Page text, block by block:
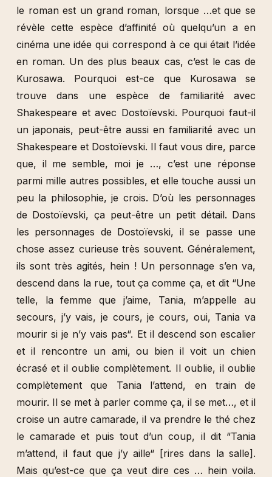
le roman est un grand roman, lorsque …et que se
révèle cette espèce d’affinité où quelqu’un a en
cinéma une idée qui correspond à ce qui était l’idée
en roman. Un des plus beaux cas, c’est le cas de
Kurosawa. Pourquoi est-ce que Kurosawa se
trouve dans une espèce de familiarité avec
Shakespeare et avec Dostoïevski. Pourquoi faut-il
un japonais, peut-être aussi en familiarité avec un
Shakespeare et Dostoïevski. Il faut vous dire, parce
que, il me semble, moi je …, c’est une réponse
parmi mille autres possibles, et elle touche aussi un
peu la philosophie, je crois. D’où les personnages
de Dostoïevski, ça peut-être un petit détail. Dans
les personnages de Dostoïevski, il se passe une
chose assez curieuse très souvent. Généralement,
ils sont très agités, hein ! Un personnage s’en va,
descend dans la rue, tout ça comme ça, et dit “Une
telle, la femme que j’aime, Tania, m’appelle au
secours, j’y vais, je cours, je cours, oui, Tania va
mourir si je n’y vais pas“. Et il descend son escalier
et il rencontre un ami, ou bien il voit un chien
écrasé et il oublie complètement. Il oublie, il oublie
complètement que Tania l’attend, en train de
mourir. Il se met à parler comme ça, il se met…, et il
croise un autre camarade, il va prendre le thé chez
le camarade et puis tout d’un coup, il dit “Tania
m’attend, il faut que j’y aille“ [rires dans la salle].
Mais qu’est-ce que ça veut dire ces … hein voila.